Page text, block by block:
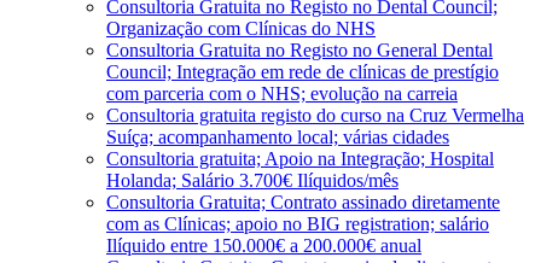
Consultoria Gratuita no Registo no Dental Council;
Organização com Clínicas do NHS
Consultoria Gratuita no Registo no General Dental
Council; Integração em rede de clínicas de prestígio
com parceria com o NHS; evolução na carreia
Consultoria gratuita registo do curso na Cruz Vermelha
Suíça; acompanhamento local; várias cidades
Consultoria gratuita; Apoio na Integração; Hospital
Holanda; Salário 3.700€ Ilíquidos/mês
Consultoria Gratuita; Contrato assinado diretamente
com as Clínicas; apoio no BIG registration; salário
Ilíquido entre 150.000€ a 200.000€ anual